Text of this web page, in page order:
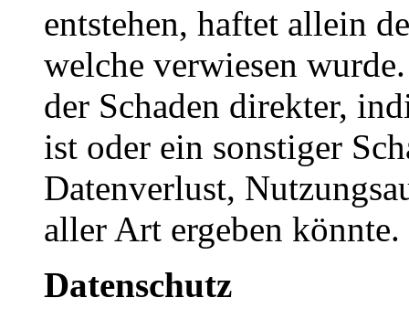
entstehen, haftet allein
welche verwiesen
der Schaden direkter,
ist oder ein sonstiger
Datenverlust,
aller Art ergeben könnte.
Datenschutz